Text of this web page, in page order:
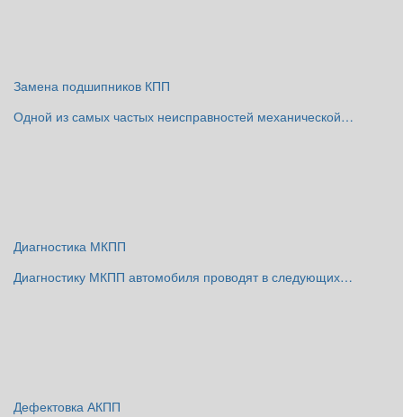
Замена подшипников КПП
Одной из самых частых неисправностей механической…
Диагностика МКПП
Диагностику МКПП автомобиля проводят в следующих…
Дефектовка АКПП